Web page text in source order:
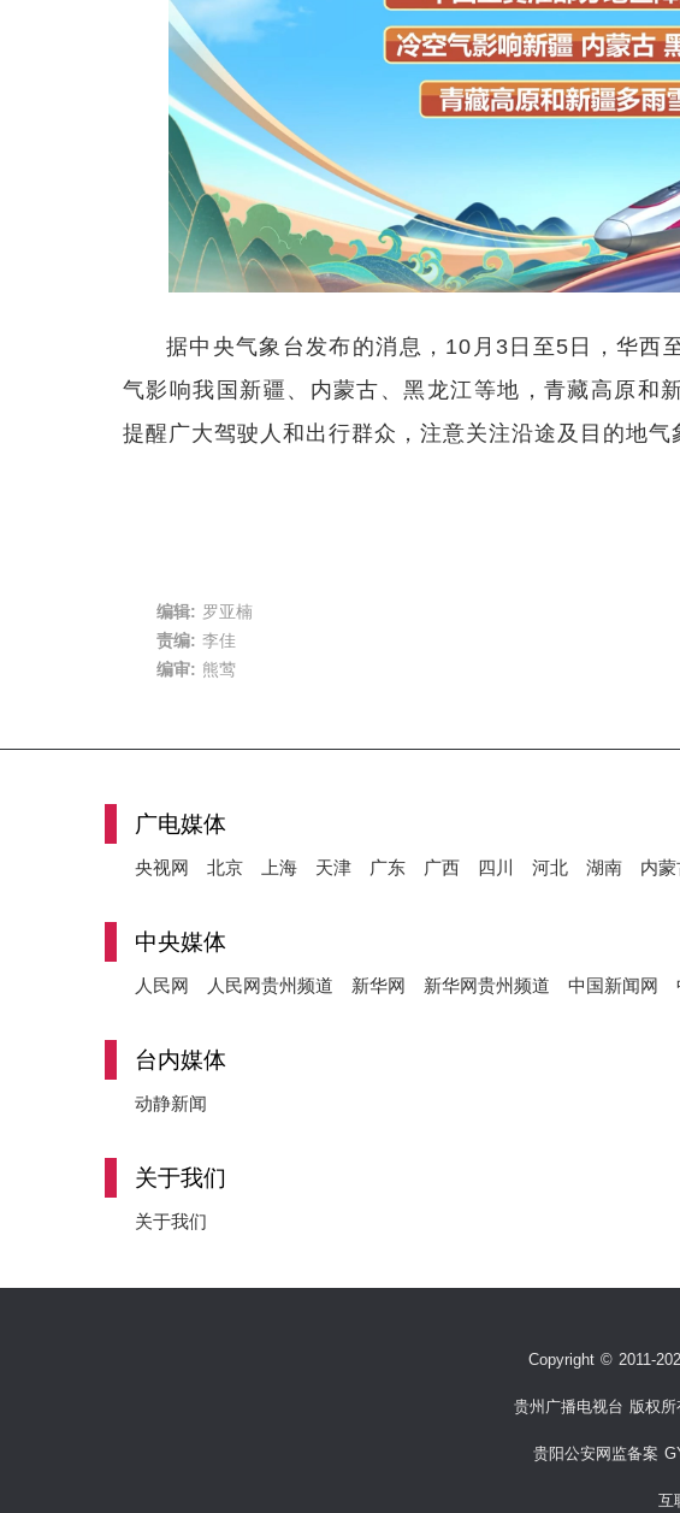
据中央气象台发布的消息，10月3日至5日，华西
气影响我国新疆、内蒙古、黑龙江等地，青藏高原和
提醒广大驾驶人和出行群众，注意关注沿途及目的地气
编辑: 罗亚楠
责编: 李佳
编审: 熊莺
广电媒体
央视网 北京 上海 天津 广东 广西 四川 河北 湖南 内
中央媒体
人民网 人民网贵州频道 新华网 新华网贵州频道 中国新闻网
台内媒体
动静新闻
关于我们
关于我们
Copyright © 2011-
贵州广播电视台 版权所
贵阳公安网监备案
互